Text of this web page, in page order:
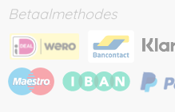
Betaalmethodes